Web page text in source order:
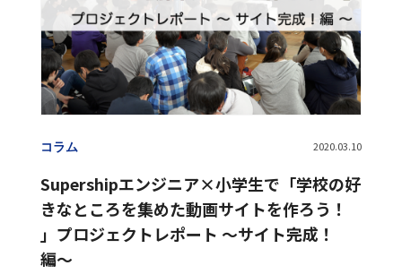
コラム 2020.03.10
Supershipエンジニア×小学生で「学校の好
きなところを集めた動画サイトを作ろう！
」プロジェクトレポート 〜サイト完成！
編〜